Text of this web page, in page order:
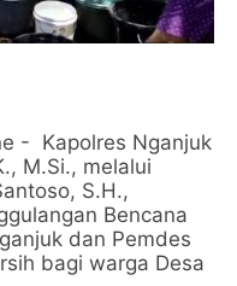
- Kapolres Nganjuk
M.Si., melalui
S.H.,
Bencana
dan Pemdes
bagi warga Desa